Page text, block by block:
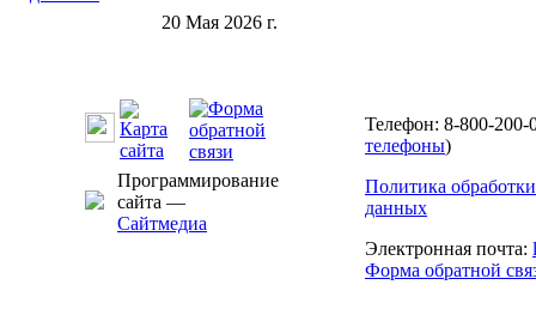
20 Мая 2026 г.
Программирование
сайта —
Сайтмедиа
Телефон: 8-800-200-
телефоны)
Политика
данных
Электронная почта:
Форма обратной